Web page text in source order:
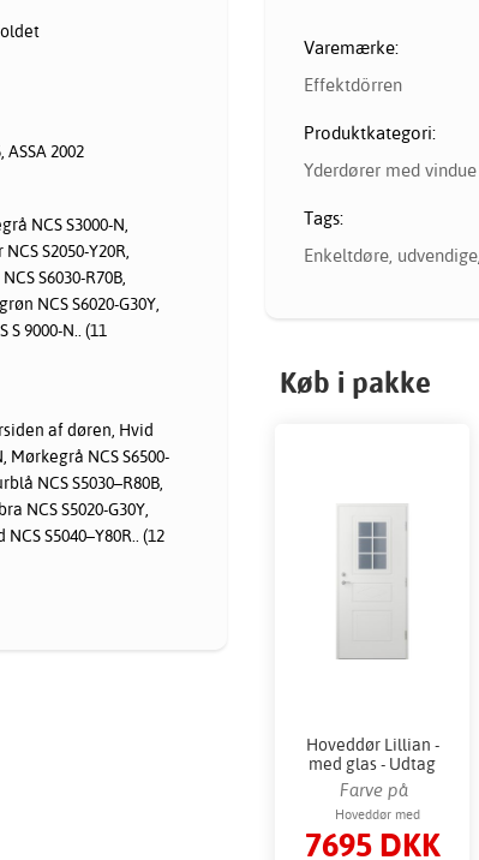
2002
NCS S3000-N,
S2050-Y20R,
S6030-R70B,
NCS S6020-G30Y,
S 9000-N.. (11
af døren, Hvid
Mørkegrå NCS S6500-
NCS S5030–R80B,
NCS S5020-G30Y,
S5040–Y80R.. (12
Varemærke:
Effektdörren
Produktkategori:
Yderdører med vindue
Tags:
Enkeltdøre, udvendige
Køb i pakke
Hoveddør Lillian -
med glas - Udtag
Farve på
ydersiden af
døren: Hvid
Hoveddør med
rektangulært vindue
7695 DKK